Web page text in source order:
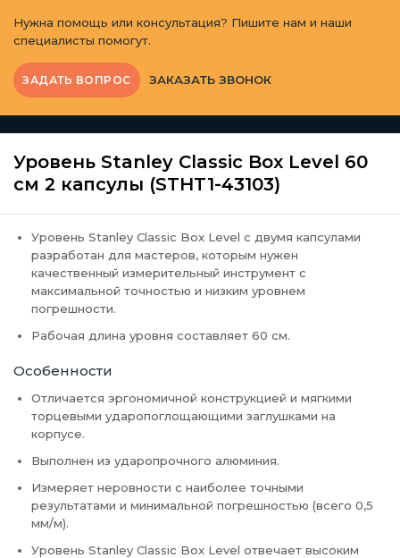
Нужна помощь или консультация? Пишите нам и наши
специалисты помогут.
ЗАДАТЬ ВОПРОС ЗАКАЗАТЬ ЗВОНОК
Уровень Stanley Classic Box Level 60
см 2 капсулы (STHT1-43103)
Уровень Stanley Classic Box Level с двумя капсулами
разработан для мастеров, которым нужен
качественный измерительный инструмент с
максимальной точностью и низким уровнем
погрешности.
Рабочая длина уровня составляет 60 см.
Особенности
Отличается эргономичной конструкцией и мягкими
торцевыми ударопоглощающими заглушками на
корпусе.
Выполнен из ударопрочного алюминия.
Измеряет неровности с наиболее точными
результатами и минимальной погрешностью (всего 0,5
мм/м).
Уровень Stanley Classic Box Level отвечает высоким